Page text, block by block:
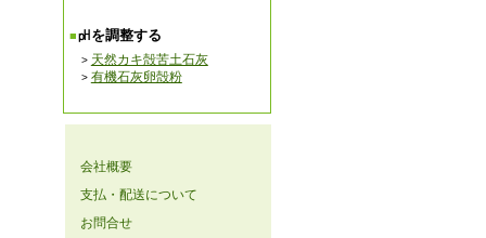
㏗を調整する
天然カキ殻苦土石灰
有機石灰卵殻粉
会社概要
支払・配送について
お問合せ